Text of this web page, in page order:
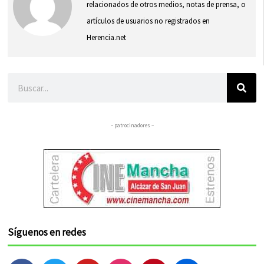
relacionados de otros medios, notas de prensa, o
artículos de usuarios no registrados en
Herencia.net
– patrocinadores –
Síguenos en redes